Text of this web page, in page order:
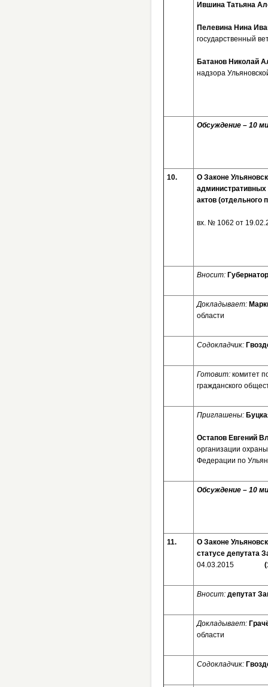
Ившина Татьяна
Пелевина Нина
государственный
Батанов Николай
надзора
Обсуждение – 10
10.
О Законе
административных
актов (отдельного
вх. № 1062 от
Вносит:
Докладывает:
области
Содокладчик:
Готовит: комитет
гражданского
Приглашены:
Остапов Евгений
организации
Федерации по
Обсуждение – 10
11.
О Законе
статусе депутата
04.03.2015
Вносит: депутат
Докладывает:
области
Содокладчик: